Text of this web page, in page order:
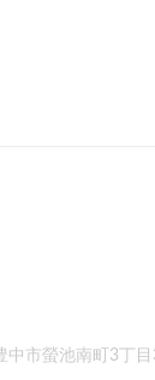
中市螢池南町3丁目